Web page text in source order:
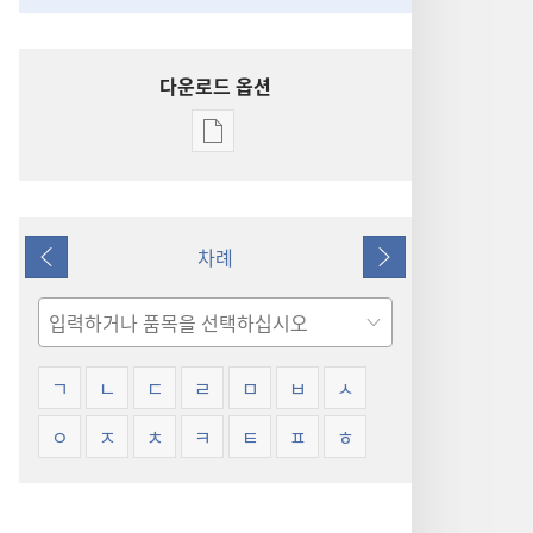
다운로드 옵션
출판물
설명
이전 차례 다음
검색
ㄱ
ㄴ ㄷ ㄹ ㅁ ㅂ
ㅅ
ㅇ
ㅈ ㅊ ㅋ ㅌ ㅍ ㅎ